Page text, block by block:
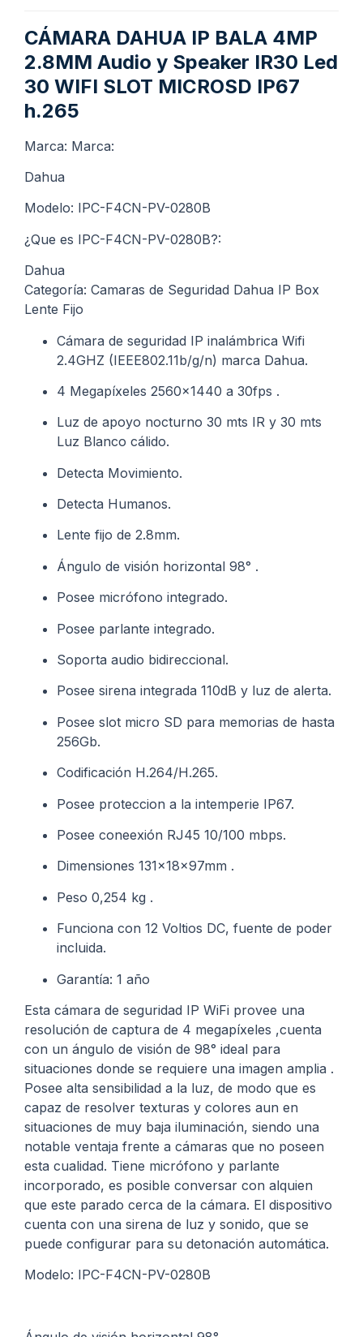
CÁMARA DAHUA IP BALA 4MP
2.8MM Audio y Speaker IR30 Led
30 WIFI SLOT MICROSD IP67
h.265
Marca: Marca:
Dahua
Modelo: IPC-F4CN-PV-0280B
¿Que es IPC-F4CN-PV-0280B?:
Dahua
Categoría: Camaras de Seguridad Dahua IP Box
Lente Fijo
Cámara de seguridad IP inalámbrica Wifi
2.4GHZ (IEEE802.11b/g/n) marca Dahua.
4 Megapíxeles 2560×1440 a 30fps .
Luz de apoyo nocturno 30 mts IR y 30 mts
Luz Blanco cálido.
Detecta Movimiento.
Detecta Humanos.
Lente fijo de 2.8mm.
Ángulo de visión horizontal 98° .
Posee micrófono integrado.
Posee parlante integrado.
Soporta audio bidireccional.
Posee sirena integrada 110dB y luz de alerta.
Posee slot micro SD para memorias de hasta
256Gb.
Codificación H.264/H.265.
Posee proteccion a la intemperie IP67.
Posee coneexión RJ45 10/100 mbps.
Dimensiones 131x18x97mm .
Peso 0,254 kg .
Funciona con 12 Voltios DC, fuente de poder
incluida.
Garantía: 1 año
Esta cámara de seguridad IP WiFi provee una
resolución de captura de 4 megapíxeles ,cuenta
con un ángulo de visión de 98° ideal para
situaciones donde se requiere una imagen amplia .
Posee alta sensibilidad a la luz, de modo que es
capaz de resolver texturas y colores aun en
situaciones de muy baja iluminación, siendo una
notable ventaja frente a cámaras que no poseen
esta cualidad. Tiene micrófono y parlante
incorporado, es posible conversar con alquien
que este parado cerca de la cámara. El dispositivo
cuenta con una sirena de luz y sonido, que se
puede configurar para su detonación automática.
Modelo: IPC-F4CN-PV-0280B